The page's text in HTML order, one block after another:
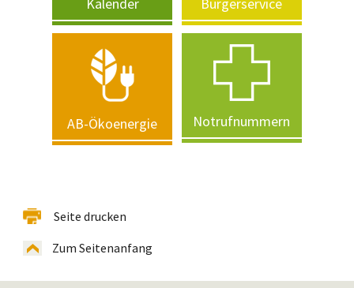
AB-Ökoenergie Notrufnummern
Seite drucken
Zum Seitenanfang